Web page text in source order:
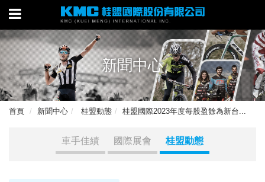
新聞中心
首頁 新聞中心 桂盟動態 桂盟國際2023年度每股盈餘為新台...
車手佳績 國際展會 桂盟動態